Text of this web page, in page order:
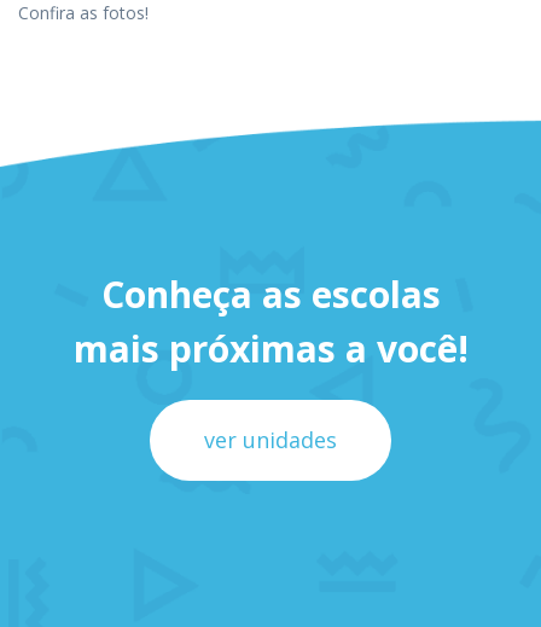
Confira as fotos!
Conheça as escolas
mais próximas a você!
ver unidades